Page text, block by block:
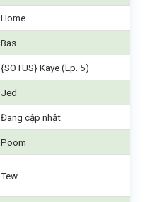
Home
Bas
{SOTUS} Kaye (Ep. 5)
Jed
Đang cập nhật
Poom
Tew